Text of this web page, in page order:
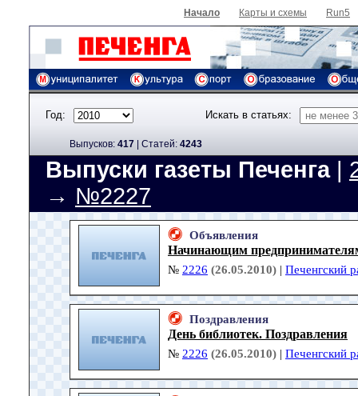
Начало Карты и схемы Run5
Год: Искать в статьях:
Выпусков: 417 | Cтатей: 4243
Выпуски газеты Печенга|
→ №2227
Объявления
Начинающим
№ 2226 (26.05.2010) | Печенгский
Поздравления
День библиотек. Поздравления
№ 2226 (26.05.2010) | Печенгский